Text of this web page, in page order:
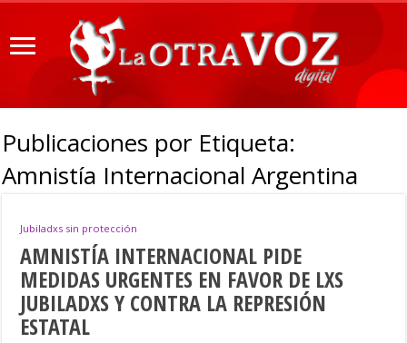
Publicaciones por Etiqueta:
Amnistía Internacional Argentina
Jubiladxs sin protección
AMNISTÍA INTERNACIONAL PIDE
MEDIDAS URGENTES EN FAVOR DE LXS
JUBILADXS Y CONTRA LA REPRESIÓN
ESTATAL